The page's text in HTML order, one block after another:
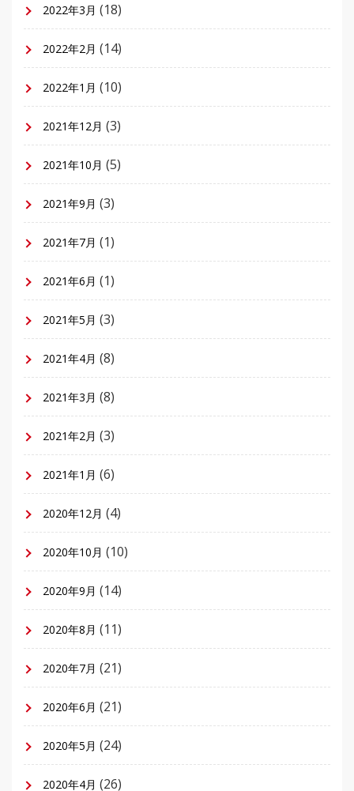
2022年3月 (18)
2022年2月 (14)
2022年1月 (10)
2021年12月 (3)
2021年10月 (5)
2021年9月 (3)
2021年7月 (1)
2021年6月 (1)
2021年5月 (3)
2021年4月 (8)
2021年3月 (8)
2021年2月 (3)
2021年1月 (6)
2020年12月 (4)
2020年10月 (10)
2020年9月 (14)
2020年8月 (11)
2020年7月 (21)
2020年6月 (21)
2020年5月 (24)
2020年4月 (26)